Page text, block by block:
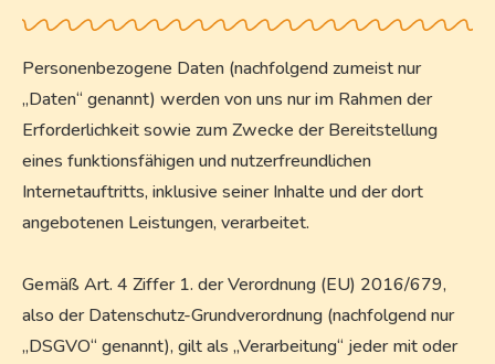
Personenbezogene Daten (nachfolgend zumeist nur
„Daten“ genannt) werden von uns nur im Rahmen der
Erforderlichkeit sowie zum Zwecke der Bereitstellung
eines funktionsfähigen und nutzerfreundlichen
Internetauftritts, inklusive seiner Inhalte und der dort
angebotenen Leistungen, verarbeitet.
Gemäß Art. 4 Ziffer 1. der Verordnung (EU) 2016/679,
also der Datenschutz-Grundverordnung (nachfolgend nur
„DSGVO“ genannt), gilt als „Verarbeitung“ jeder mit oder